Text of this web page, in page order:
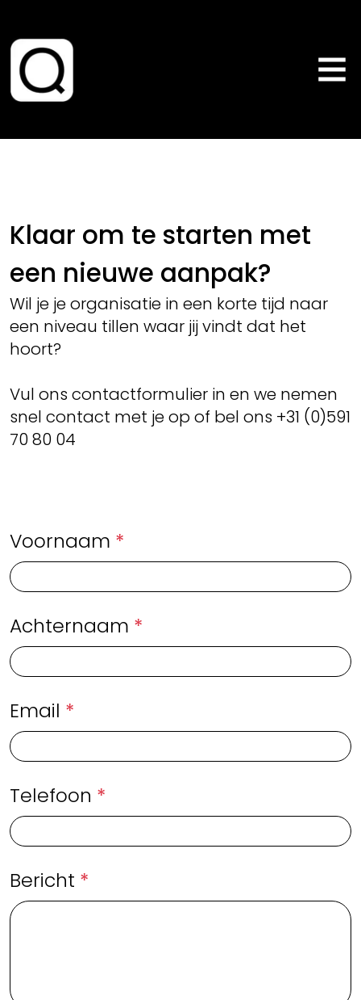
Klaar om te starten met
een nieuwe aanpak?
Wil je je organisatie in een korte tijd naar
een niveau tillen waar jij vindt dat het
hoort?
Vul ons contactformulier in en we nemen
snel contact met je op of bel ons +31 (0)591
70 80 04
Voornaam *
Achternaam *
Email *
Telefoon *
Bericht *